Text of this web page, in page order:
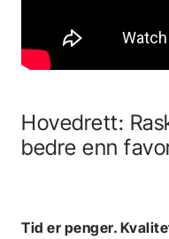
Hovedrett:
bedre enn
Tid er penger.